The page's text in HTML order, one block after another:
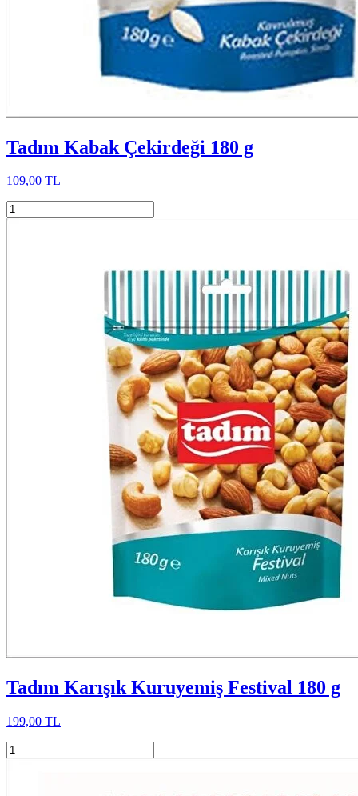
Tadım Kabak Çekirdeği 180 g
109,00 TL
Tadım Karışık Kuruyemiş Festival 180 g
199,00 TL